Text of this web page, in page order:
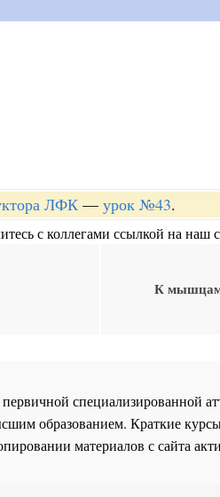
ЛФК — урок №43.
с коллегами ссылкой на наш
К мышцам,
специализированной
образованием. Краткие
материалов с сайта